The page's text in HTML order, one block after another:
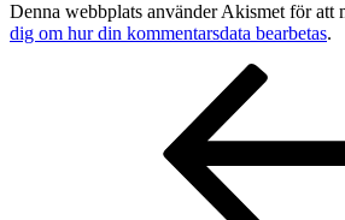
Denna webbplats använder Akismet för att
dig om hur din kommentarsdata bearbetas.
Inläggsnavigering